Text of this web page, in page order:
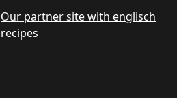
Our partner site with englisch
recipes